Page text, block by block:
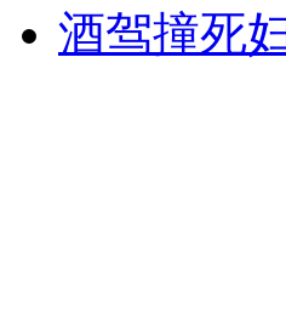
无痛分娩是否安全 医生回
酒驾撞死